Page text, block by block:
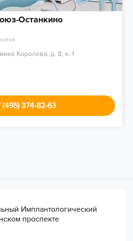
Останкино
Королева, д. 8, к. 1
(495) 374-82-63
Имплантологический
проспекте